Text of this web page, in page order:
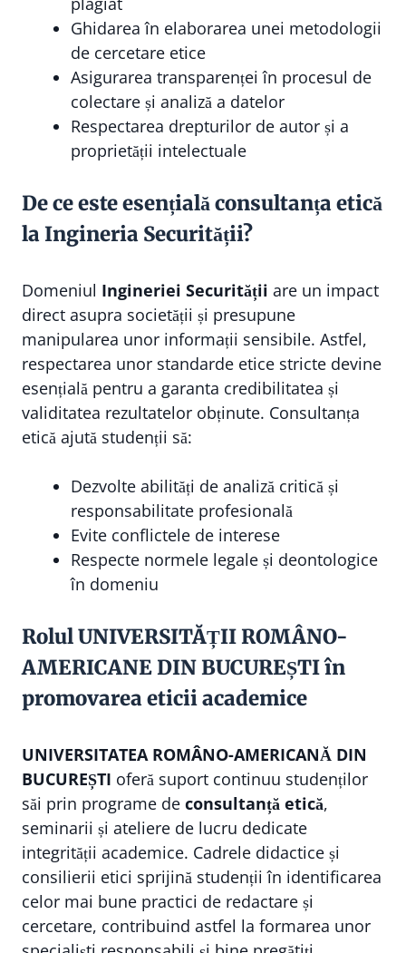
Ghidarea în elaborarea unei metodologii
de cercetare etice
Asigurarea transparenței în procesul de
colectare și analiză a datelor
Respectarea drepturilor de autor și a
proprietății intelectuale
De ce este esențială consultanța etică
la Ingineria Securității?
Domeniul Ingineriei Securității are un impact
direct asupra societății și presupune
manipularea unor informații sensibile. Astfel,
respectarea unor standarde etice stricte devine
esențială pentru a garanta credibilitatea și
validitatea rezultatelor obținute. Consultanța
etică ajută studenții să:
Dezvolte abilități de analiză critică și
responsabilitate profesională
Evite conflictele de interese
Respecte normele legale și deontologice
în domeniu
Rolul UNIVERSITĂȚII ROMÂNO-
AMERICANE DIN BUCUREȘTI în
promovarea eticii academice
UNIVERSITATEA ROMÂNO-AMERICANĂ DIN
BUCUREȘTI oferă suport continuu studenților
săi prin programe de consultanță etică,
seminarii și ateliere de lucru dedicate
integrității academice. Cadrele didactice și
consilierii etici sprijină studenții în identificarea
celor mai bune practici de redactare și
cercetare, contribuind astfel la formarea unor